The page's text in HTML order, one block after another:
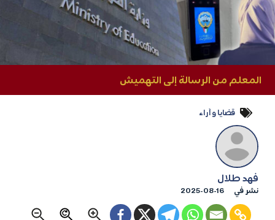
ت
ى
المعلم من الرسالة إلى التهميش
قضايا و آراء
فهد طلال
نشر في 2025-08-16